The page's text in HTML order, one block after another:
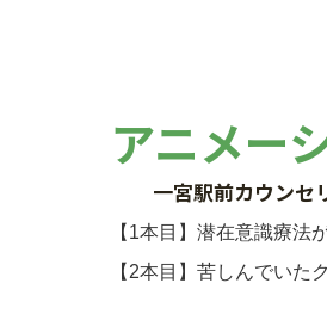
アニメー
一宮駅前カウンセ
【1本目】潜在意識療法
【2本目】苦しんでいた